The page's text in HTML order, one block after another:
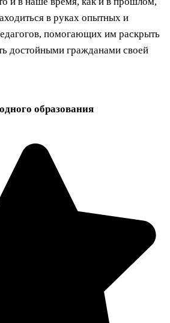
в руках опытных и
помогающих им раскрыть
достойными гражданами своей
образования